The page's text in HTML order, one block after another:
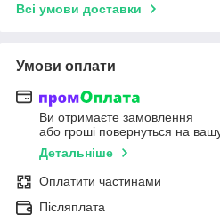
Всі умови доставки
Умови оплати
Ви отримаєте замовлення
або гроші повернуться на
Детальніше
Оплатити частинами
Післяплата